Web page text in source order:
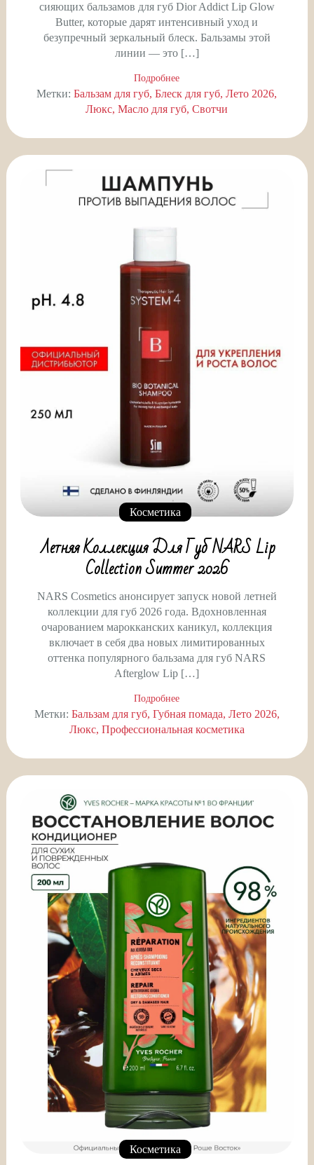
сияющих бальзамов для губ Dior Addict Lip Glow
Butter, которые дарят интенсивный уход и
безупречный зеркальный блеск. Бальзамы этой
линии — это […]
Подробнее
Метки:Бальзам для губ Блеск для губ Лето 2026
Люкс Масло для губ Свотчи
Косметика
Летняя Коллекция Для Губ NARS Lip
Collection Summer 2026
NARS Cosmetics анонсирует запуск новой летней
коллекции для губ 2026 года. Вдохновленная
очарованием марокканских каникул, коллекция
включает в себя два новых лимитированных
оттенка популярного бальзама для губ NARS
Afterglow Lip […]
Подробнее
Метки: Бальзам для губ Губная помада Лето 2026
Люкс Профессиональная косметика
Косметика